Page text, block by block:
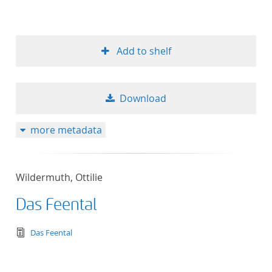
Add to shelf
Download
more metadata
Wildermuth, Ottilie
Das Feental
text/tg.edition+tg.aggregation+xml
Das Feental